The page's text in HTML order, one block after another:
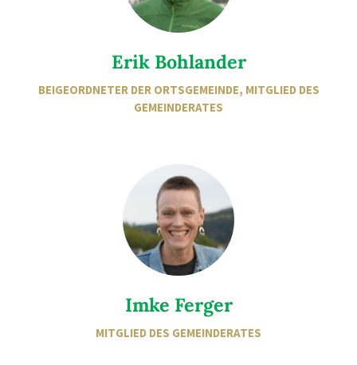
Erik Bohlander
BEIGEORDNETER DER ORTSGEMEINDE, MITGLIED DES
GEMEINDERATES
Imke Ferger
MITGLIED DES GEMEINDERATES